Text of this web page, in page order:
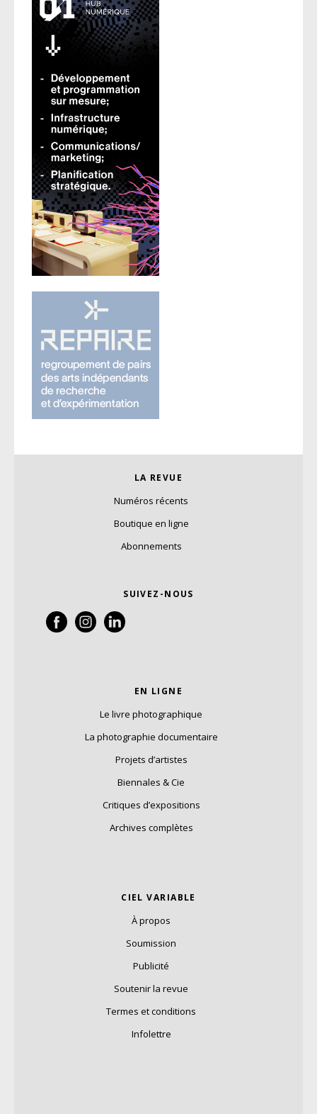
LA REVUE
Numéros récents
Boutique en ligne
Abonnements
SUIVEZ-NOUS
EN LIGNE
Le livre photographique
La photographie documentaire
Projets d’artistes
Biennales & Cie
Critiques d’expositions
Archives complètes
CIEL VARIABLE
À propos
Soumission
Publicité
Soutenir la revue
Termes et conditions
Infolettre